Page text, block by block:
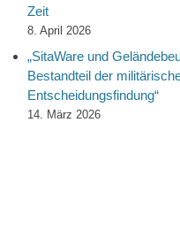
Zeit
8. April 2026
„SitaWare und
Bestandteil der
Entscheidungsfindung“
14. März 2026